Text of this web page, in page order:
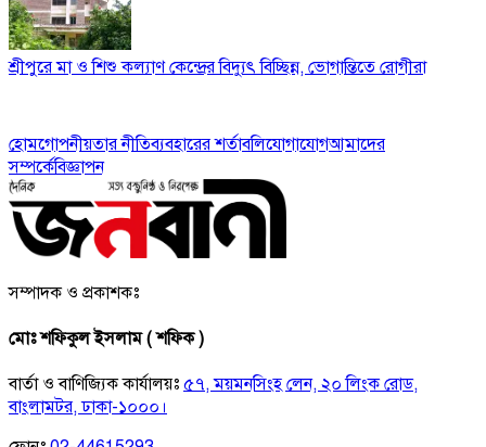
শ্রীপুরে মা ও শিশু কল্যাণ কেন্দ্রের বিদ্যুৎ বিচ্ছিন্ন, ভোগান্তিতে রোগীরা
হোমগোপনীয়তার নীতিব্যবহারের শর্তাবলিযোগাযোগআমাদের
সম্পর্কেবিজ্ঞাপন
সম্পাদক ও প্রকাশকঃ
মোঃ শফিকুল ইসলাম ( শফিক )
বার্তা ও বাণিজ্যিক কার্যালয়ঃ ৫৭, ময়মনসিংহ লেন, ২০ লিংক রোড,
বাংলামটর, ঢাকা-১০০০।